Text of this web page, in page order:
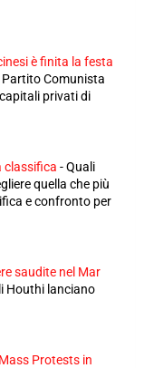
è finita la festa
Comunista
privati di
classifica -Quali
quella che più
e confronto per
saudite nel Mar
Houthi lanciano
Protests in